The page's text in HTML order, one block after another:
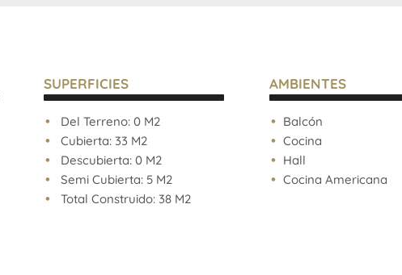
inmueble. El interesado deberá realizar
a la realización de cualquier
profesionales las copias necesarias de la
por parte del propietario de los requisitos
la AFIP (pedido de COTI)
SUPERFICIES
Del Terreno: 0 M2
Cubierta: 33 M2
Descubierta: 0 M2
Semi Cubierta: 5 M2
Total Construido: 38 M2
AMBIENTES
Balcón
Cocina
Hall
Cocina Americana